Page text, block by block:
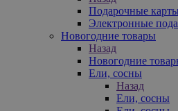
Подарочные карты
Электронные
Новогодние товары
Назад
Новогодние
Ели, сосны
Назад
Ели, сосны